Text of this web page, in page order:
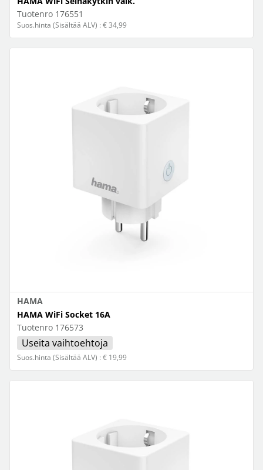
Tuotenro 176551
Suos.hinta (Sisältää ALV) : € 34,99
HAMA
HAMA WiFi Socket 16A
Tuotenro 176573
Useita vaihtoehtoja
Suos.hinta (Sisältää ALV) : € 19,99